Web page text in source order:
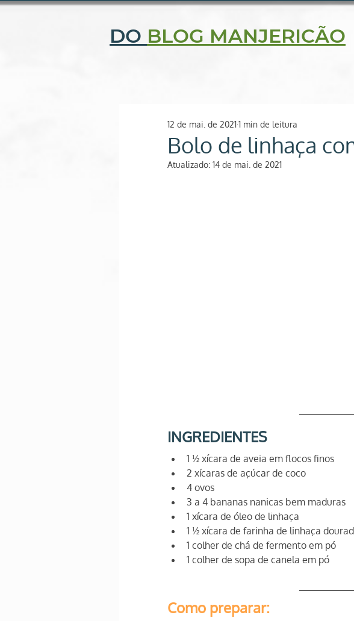
DO BLOG MANJERICÃO
Bolo de linhaça
12 de mai. de 20211 min de leitura
Atualizado: 14 de mai. de 2021
INGREDIENTES
1 ½ xícara de aveia em flocos finos
2 xícaras de açúcar de coco
4 ovos
3 a 4 bananas nanicas bem maduras
1 xícara de óleo de linhaça
1 ½ xícara de farinha de linhaça
1 colher de chá de fermento em pó
1 colher de sopa de canela em pó
Como preparar: